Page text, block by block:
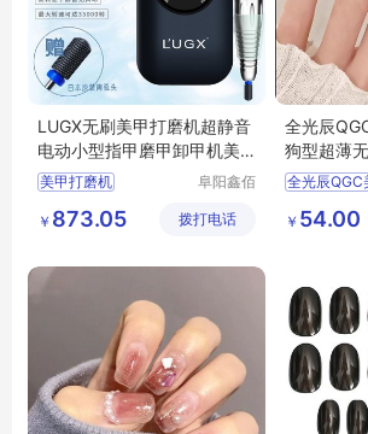
LUGX无刷美甲打磨机超静音
电动小型指甲磨甲卸甲机美
甲店
美甲打磨机
打磨机
卸甲机
阜阳鑫佰
限公司
￥ 873.05 拨打电话
全光辰
狗型超薄
式透明磨
全光辰QGC
QGC美甲贴片
￥ 54.00